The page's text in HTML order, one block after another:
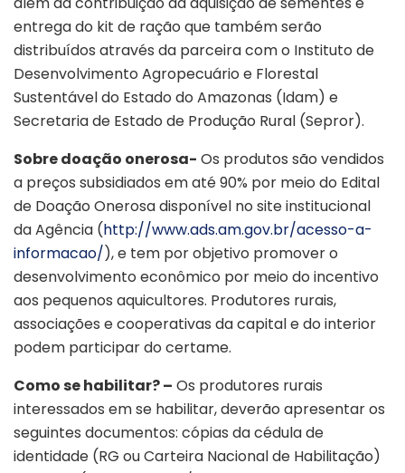
entrega do kit de ração que também serão
distribuídos através da parceira com o Instituto de
Desenvolvimento Agropecuário e Florestal
Sustentável do Estado do Amazonas (Idam) e
Secretaria de Estado de Produção Rural (Sepror).
Sobre doação onerosa- Os produtos são vendidos
a preços subsidiados em até 90% por meio do Edital
de Doação Onerosa disponível no site institucional
da Agência (http://www.ads.am.gov.br/acesso-a-
informacao/), e tem por objetivo promover o
desenvolvimento econômico por meio do incentivo
aos pequenos aquicultores. Produtores rurais,
associações e cooperativas da capital e do interior
podem participar do certame.
Como se habilitar? – Os produtores rurais
interessados em se habilitar, deverão apresentar os
seguintes documentos: cópias da cédula de
identidade (RG ou Carteira Nacional de Habilitação)